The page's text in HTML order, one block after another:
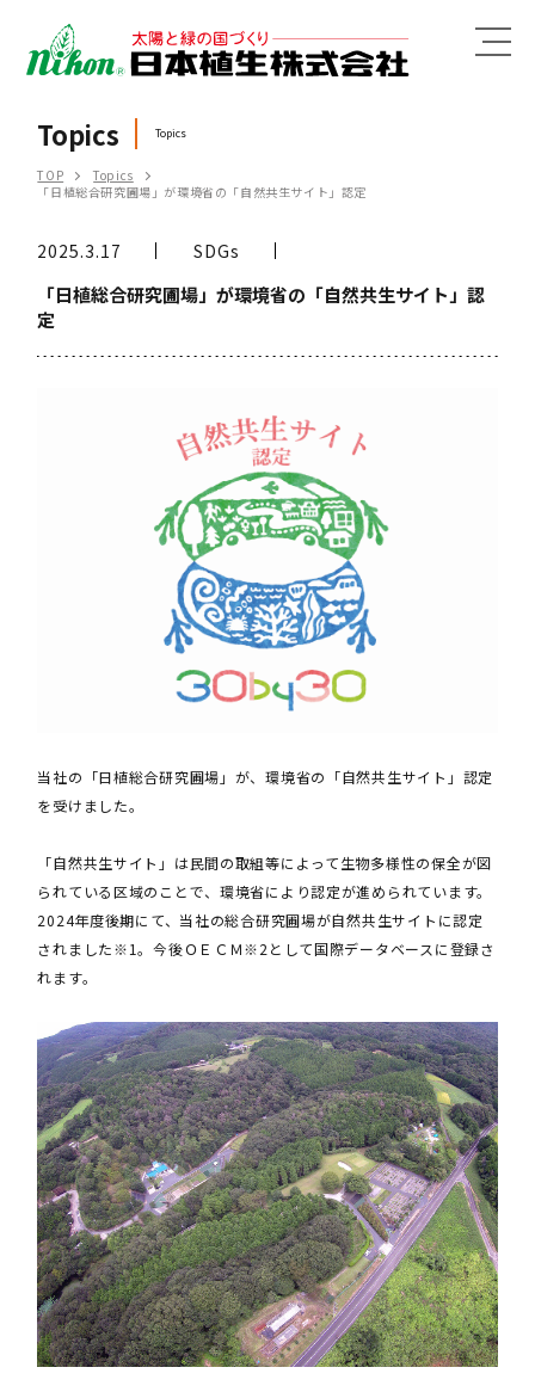
MENU
Topics Topics
TOP
Topics
「日植総合研究圃場」が環境省の「自然共生サイト」認定
2025.3.17 SDGs
「日植総合研究圃場」が環境省の「自然共生サイト」認
定
当社の「日植総合研究圃場」が、環境省の「自然共生サイト」認定
を受けました。
「自然共生サイト」は民間の取組等によって生物多様性の保全が図
られている区域のことで、環境省により認定が進められています。
2024年度後期にて、当社の総合研究圃場が自然共生サイトに認定
されました※1。今後ＯＥＣＭ※2として国際データベースに登録さ
れます。